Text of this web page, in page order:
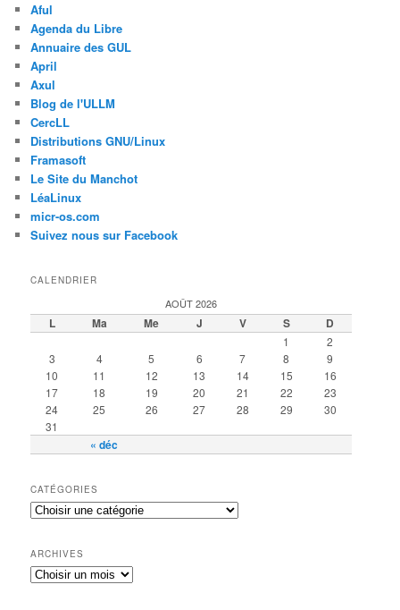
Aful
Agenda du Libre
Annuaire des GUL
April
Axul
Blog de l'ULLM
CercLL
Distributions GNU/Linux
Framasoft
Le Site du Manchot
LéaLinux
micr-os.com
Suivez nous sur Facebook
CALENDRIER
AOÛT 2026
L Ma Me J V S D
« déc
1
2
3
4 5 6 7 8
9
10
11 12 13 14 15
16
17
18 19 20 21 22
23
24
25 26 27 28 29
30
31
CATÉGORIES
ARCHIVES